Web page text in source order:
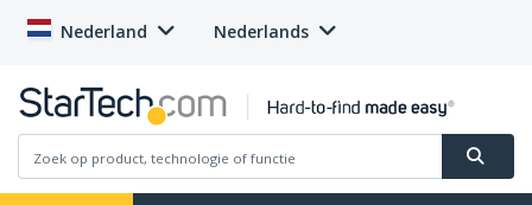
Nederland Nederlands